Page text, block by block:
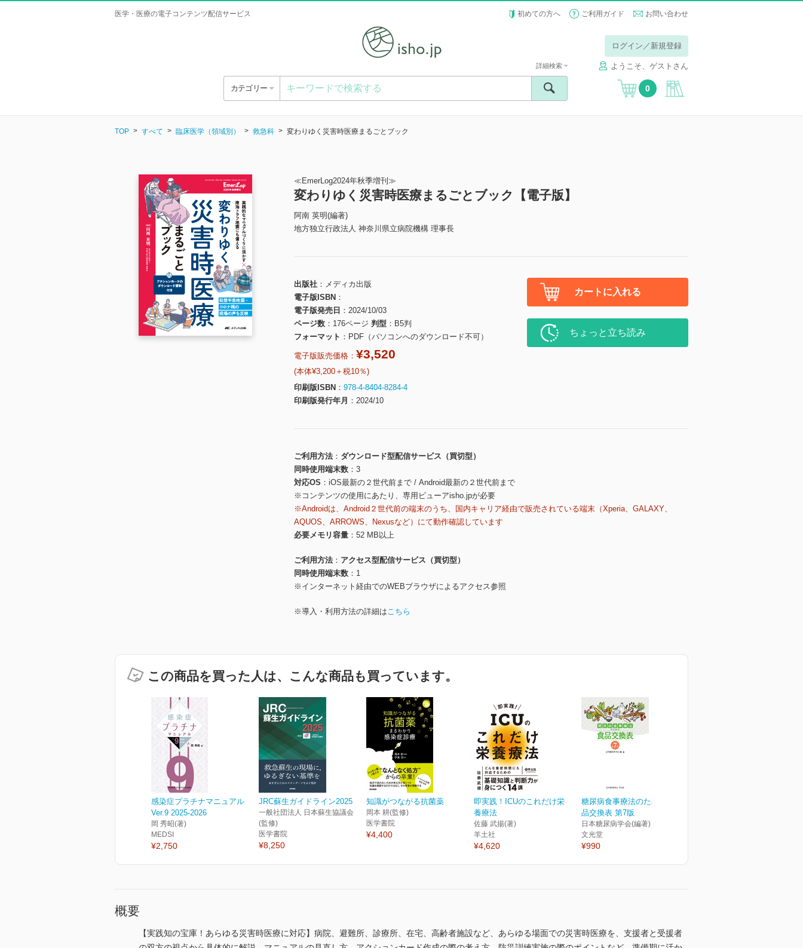
医学・医療の電子コンテンツ配信サービス 初めての方へ ご利用ガイド お問い合わせ
ログイン／新規登録
ようこそ、ゲストさん
カテゴリー
詳細検索
0
TOP すべて 臨床医学（領域別） 救急科 変わりゆく災害時医療まるごとブック
≪EmerLog2024年秋季増刊≫
変わりゆく災害時医療まるごとブック【電子版】
阿南 英明(編著)
地方独立行政法人 神奈川県立病院機構 理事長
出版社
メディカ出版
電子版ISBN
電子版発売日
2024/10/03
ページ数
176ページ 判型
B5判
フォーマット
PDF（パソコンへのダウンロード不可）
電子版販売価格： ¥3,520
(本体¥3,200＋税10％)
印刷版ISBN
978-4-8404-8284-4
印刷版発行年月
2024/10
カートに入れる
ちょっと立ち読み
ご利用方法
ダウンロード型配信サービス（買切型）
同時使用端末数
3
対応OS
iOS最新の２世代前まで / Android最新の２世代前まで
※コンテンツの使用にあたり、専用ビューアisho.jpが必要
※Androidは、Android２世代前の端末のうち、国内キャリア経由で販売されている端末（Xperia、GALAXY、
AQUOS、ARROWS、Nexusなど）にて動作確認しています
必要メモリ容量
52 MB以上
ご利用方法
アクセス型配信サービス（買切型）
同時使用端末数
1
※インターネット経由でのWEBブラウザによるアクセス参照
※導入・利用方法の詳細はこちら
この商品を買った人は、こんな商品も買っています。
感染症プラチナマニュアル
Ver.9 2025-2026
岡 秀昭(著)
MEDSI
¥2,750
JRC蘇生ガイドライン2025
一般社団法人 日本蘇生協議会
(監修)
医学書院
¥8,250
知識がつながる抗菌薬
岡本 耕(監修)
医学書院
¥4,400
即実践！ICUのこれだけ栄
養療法
佐藤 武揚(著)
羊土社
¥4,620
糖尿病食事療法のための食
品交換表 第7版
日本糖尿病学会(編著)
文光堂
¥990
概要
【実践知の宝庫！あらゆる災害時医療に対応】病院、避難所、診療所、在宅、高齢者施設など、あらゆる場面での災害時医療を、支援者と受援者